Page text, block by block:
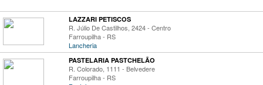
LAZZARI PETISCOS
R. Júlio De Castilhos, 2424 - Centro
Farroupilha - RS
Lancheria
PASTELARIA PASTCHELÃO
R. Colorado, 1111 - Belvedere
Farroupilha - RS